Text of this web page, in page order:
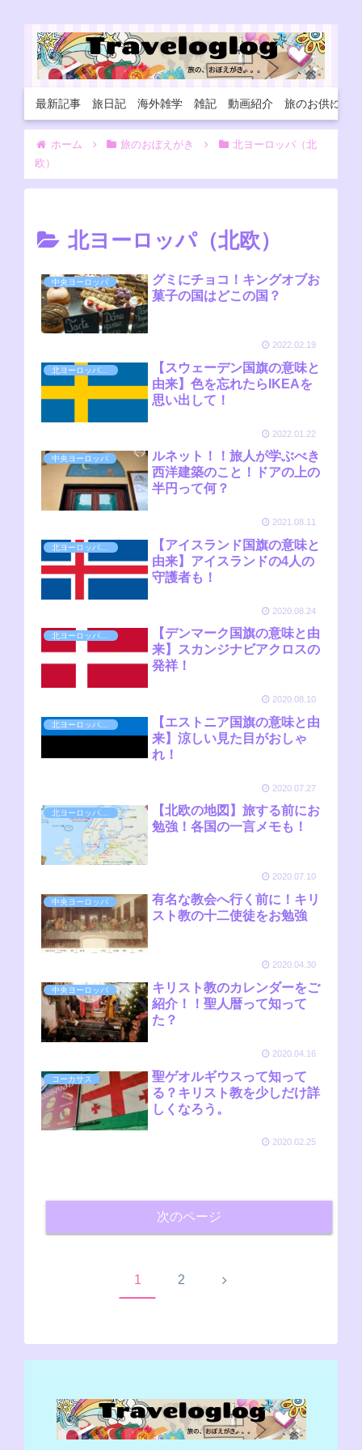
最新記事 旅日記 海外雑学 雑記 動画紹介 旅のお供に
ホーム 旅のおぼえがき
北ヨーロッパ（北
欧）
北ヨーロッパ（北欧）
中央ヨーロッパ
グミにチョコ！キングオブお
菓子の国はどこの国？
2022.02.19
【スウェーデン国旗の意味と
由来】色を忘れたらIKEAを
思い出して！
2022.01.22
中央ヨーロッパ
ルネット！！旅人が学ぶべき
西洋建築のこと！ドアの上の
半円って何？
2021.08.11
【アイスランド国旗の意味と
由来】アイスランドの4人の
守護者も！
2020.08.24
北ヨーロッパ（北欧）
【デンマーク国旗の意味と由
来】スカンジナビアクロスの
発祥！
2020.08.10
【エストニア国旗の意味と由
来】涼しい見た目がおしゃ
れ！
2020.07.27
北ヨーロッパ（北欧）
【北欧の地図】旅する前にお
勉強！各国の一言メモも！
2020.07.10
中央ヨーロッパ
有名な教会へ行く前に！キリ
スト教の十二使徒をお勉強
2020.04.30
中央ヨーロッパ
キリスト教のカレンダーをご
紹介！！聖人暦って知って
た？
2020.04.16
コーカサス
聖ゲオルギウスって知って
る？キリスト教を少しだけ詳
しくなろう。
2020.02.25
次のページ
1 2 次